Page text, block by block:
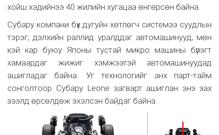
хойш хэдийнээ 40 жилийн хугацаа өнгөрсөн байна.
Субару компани бүх дугуйн хөтлөгч системээ суудлын
тэрэг, дэлхийн раллид уралддаг автомашинууд, мөн
кэй кар буюу Японы тустай микро машины бүлэгт
хамаардаг жижиг хэмжээтэй автомашинуудад
ашигладаг байна. Уг технологийг анх парт-тайм
сонголтоор Субару Leone загварт ашиглан энэ зах
зээлд өрсөлдөж эхэлсэн байдаг байна.